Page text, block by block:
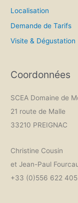
Localisation
Demande de Tarifs
Visite & Dégustation
Coordonnées
SCEA Domaine de
21 route de Malle
33210 PREIGNAC
Christine Cousin
et Jean-Paul
+33 (0)556 622 405